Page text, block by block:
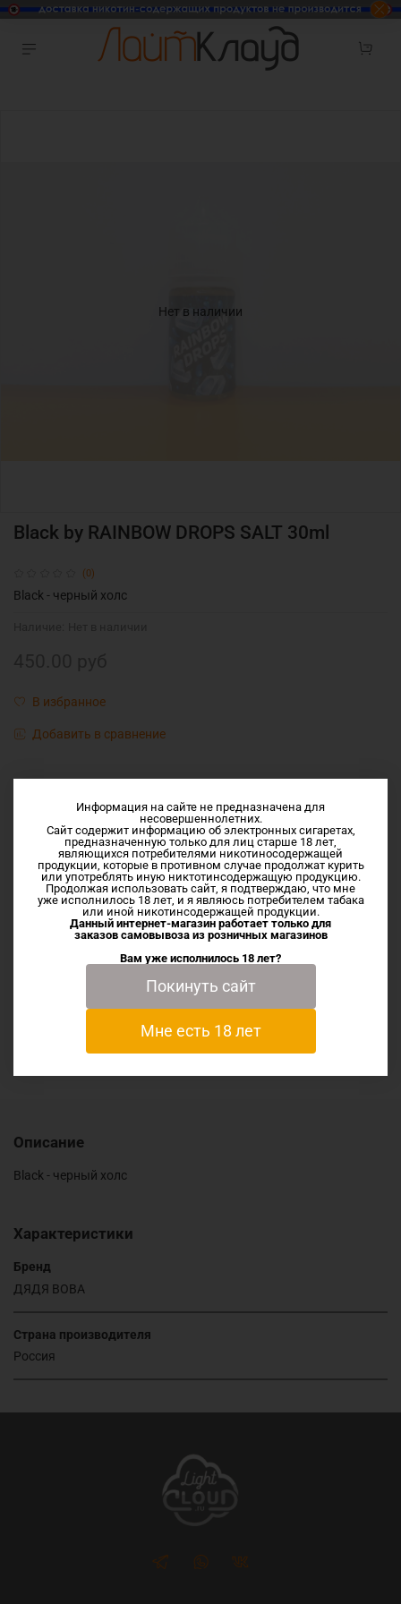
Нет в наличии
(0)
Black by RAINBOW DROPS SALT 30ml
В избранное
Добавить в сравнение
Black - черный холс
Описание
Black - черный холс
Описание
Black - черный холс
Характеристики
Бренд
ДЯДЯ ВОВА
Страна производителя
Россия
Информация на сайте не предназначена для
несовершеннолетних.
Сайт содержит информацию об электронных сигаретах,
предназначенную только для лиц старше 18 лет,
являющихся потребителями никотиносодержащей
продукции, которые в противном случае продолжат курить
или употреблять иную никтотинсодержащую продукцию.
Продолжая использовать сайт, я подтверждаю, что мне
уже исполнилось 18 лет, и я являюсь потребителем табака
или иной никотинсодержащей продукции.
Данный интернет-магазин работает только для
заказов самовывоза из розничных магазинов
Вам уже исполнилось 18 лет?
Покинуть сайт
Мне есть 18 лет